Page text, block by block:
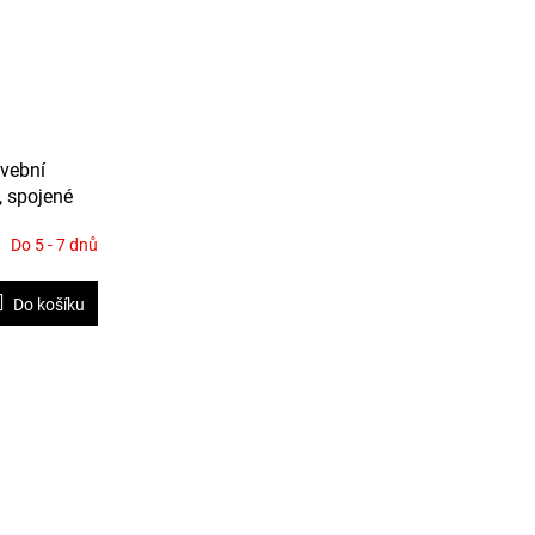
spojené
Do 5 - 7 dnů
Do košíku